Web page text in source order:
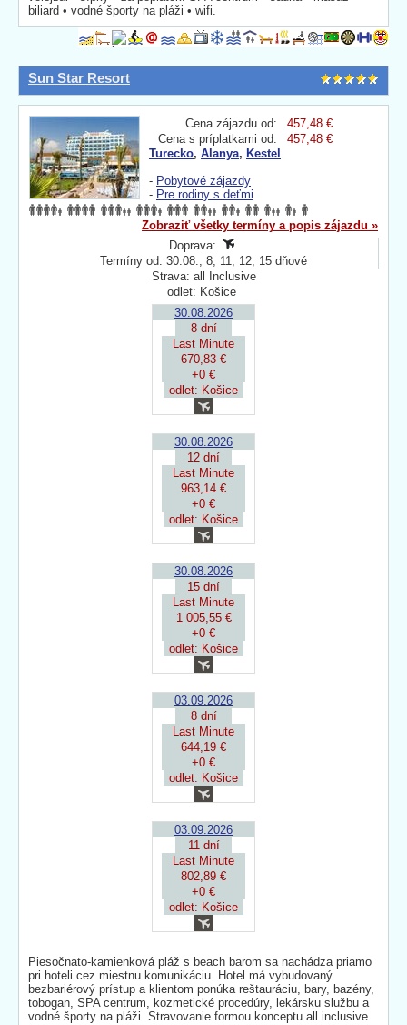
biliard • vodné športy na pláži • wifi.
Sun Star Resort
Cena zájazdu od:
457,48 €
Cena s príplatkami od:
457,48 €
Turecko, Alanya, Kestel
- Pobytové zájazdy
- Pre rodiny s deťmi
Zobraziť všetky termíny a popis zájazdu »
Doprava:
Termíny od: 30.08., 8, 11, 12, 15 dňové
Strava: all Inclusive
odlet: Košice
30.08.2026
8 dní
Last Minute
670,83 €
+0 €
odlet: Košice
30.08.2026
12 dní
Last Minute
963,14 €
+0 €
odlet: Košice
30.08.2026
15 dní
Last Minute
1 005,55 €
+0 €
odlet: Košice
03.09.2026
8 dní
Last Minute
644,19 €
+0 €
odlet: Košice
03.09.2026
11 dní
Last Minute
802,89 €
+0 €
odlet: Košice
Piesočnato-kamienková pláž s beach barom sa nachádza priamo
pri hoteli cez miestnu komunikáciu. Hotel má vybudovaný
bezbariérový prístup a klientom ponúka reštauráciu, bary, bazény,
tobogan, SPA centrum, kozmetické procedúry, lekársku službu a
vodné športy na pláži. Stravovanie formou konceptu all inclusive.